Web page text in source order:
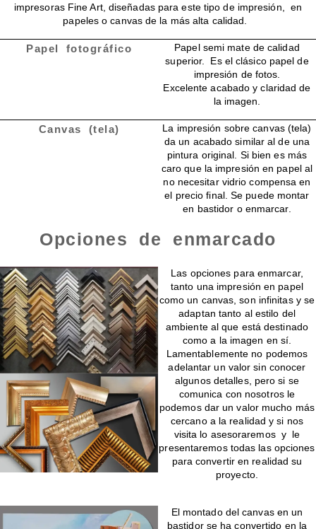
impresoras Fine Art, diseñadas para este tipo de impresión, en
papeles o canvas de la más alta calidad.
Papel fotográfico
Papel semi mate de calidad
superior. Es el clásico papel de
impresión de fotos.
Excelente acabado y claridad de
la imagen.
Canvas (tela)
La impresión sobre canvas (tela)
da un acabado similar al de una
pintura original. Si bien es más
caro que la impresión en papel al
no necesitar vidrio compensa en
el precio final. Se puede montar
en bastidor o enmarcar.
Opciones de enmarcado
Las opciones para enmarcar,
tanto una impresión en papel
como un canvas, son infinitas y se
adaptan tanto al estilo del
ambiente al que está destinado
como a la imagen en sí.
Lamentablemente no podemos
adelantar un valor sin conocer
algunos detalles, pero si se
comunica con nosotros le
podemos dar un valor mucho más
cercano a la realidad y si nos
visita lo asesoraremos y le
presentaremos todas las opciones
para convertir en realidad su
proyecto.
El montado del canvas en un
bastidor se ha convertido en la